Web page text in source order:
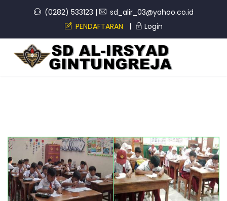
(0282) 533123 |
sd_alir_03@yahoo.co.id
PENDAFTARAN
Login